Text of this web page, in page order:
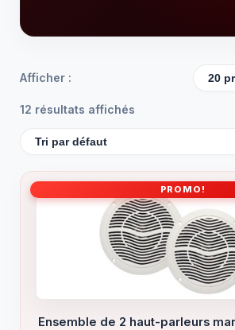
Afficher :
12 résultats affichés
PROMO!
Ensemble de 2 haut-parleurs